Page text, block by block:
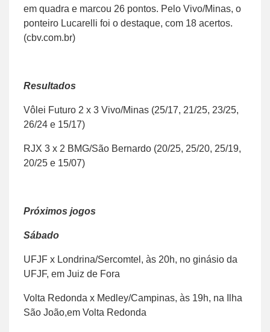
em quadra e marcou 26 pontos. Pelo Vivo/Minas, o
ponteiro Lucarelli foi o destaque, com 18 acertos.
(cbv.com.br)
Resultados
Vôlei Futuro 2 x 3 Vivo/Minas (25/17, 21/25, 23/25,
26/24 e 15/17)
RJX 3 x 2 BMG/São Bernardo (20/25, 25/20, 25/19,
20/25 e 15/07)
Próximos jogos
Sábado
UFJF x Londrina/Sercomtel, às 20h, no ginásio da
UFJF, em Juiz de Fora
Volta Redonda x Medley/Campinas, às 19h, na Ilha
São João,em Volta Redonda